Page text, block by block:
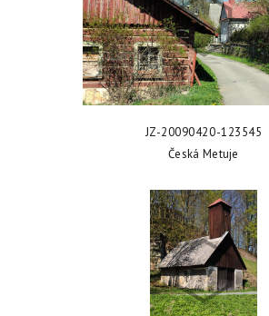
ZOBRAZIT FOTKU
JZ-20090420-123545
Česká Metuje